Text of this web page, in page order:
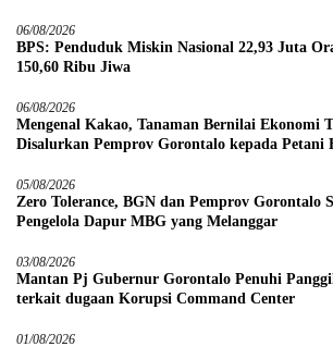
06/08/2026
BPS: Penduduk Miskin Nasional 22,93 Juta
150,60 Ribu Jiwa
06/08/2026
Mengenal Kakao, Tanaman Bernilai Ekonomi
Disalurkan Pemprov Gorontalo kepada Petani
05/08/2026
Zero Tolerance, BGN dan Pemprov Gorontalo
Pengelola Dapur MBG yang Melanggar
03/08/2026
Mantan Pj Gubernur Gorontalo Penuhi
terkait dugaan Korupsi Command Center
01/08/2026